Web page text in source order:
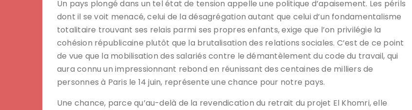
Un pays plongé dans un tel état de tension appelle une politique d’apaisement. Les périls
dont il se voit menacé, celui de la désagrégation autant que celui d’un fondamentalisme
totalitaire trouvant ses relais parmi ses propres enfants, exige que l’on privilégie la
cohésion républicaine plutôt que la brutalisation des relations sociales. C’est de ce point
de vue que la mobilisation des salariés contre le démantèlement du code du travail, qui
aura connu un impressionnant rebond en réunissant des centaines de milliers de
personnes à Paris le 14 juin, représente une chance pour notre pays.
Une chance, parce qu’au-delà de la revendication du retrait du projet El Khomri, elle